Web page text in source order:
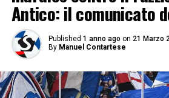
Antico: il comunicato
Published 1 anno ago on 21 Marzo
By Manuel Contartese